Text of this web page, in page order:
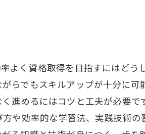
よく資格取得を目指すにはどう
らでもスキルアップが十分に可
進めるにはコツと工夫が必要で
や効率的な学習法、実践技術の